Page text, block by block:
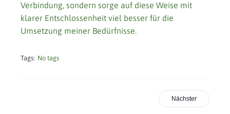
Verbindung, sondern sorge auf diese Weise mit
klarer Entschlossenheit viel besser für die
Umsetzung meiner Bedürfnisse.
Tags: No tags
Nächster